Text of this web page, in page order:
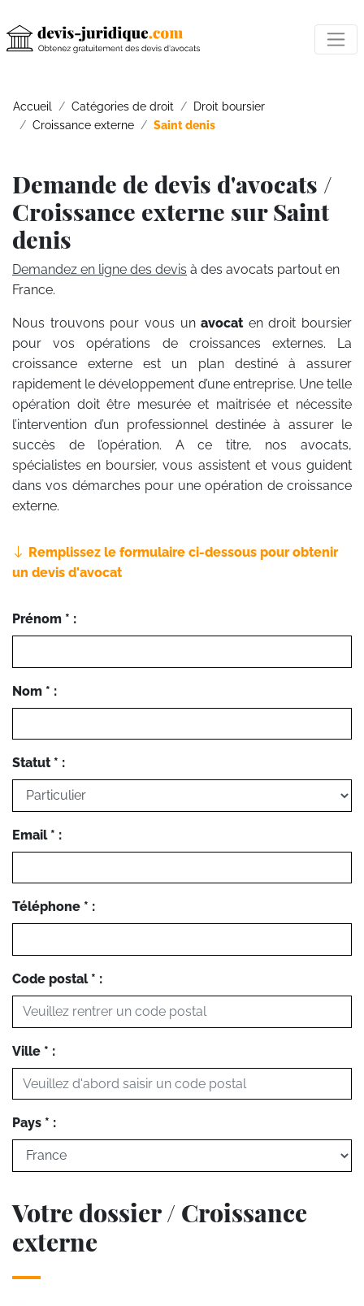
Accueil Catégories de droit
Droit boursier
Croissance externe
Saint denis
Demande de devis d'avocats /
Croissance externe sur Saint
denis
Demandez en ligne des devis à des avocats partout en
France.
Nous trouvons pour vous unavocat en droit boursier
pour vos opérations de croissances externes. La
croissance externe est un plan destiné à assurer
rapidement le développement d’une entreprise. Une telle
opération doit être mesurée et maitrisée et nécessite
l’intervention d’un professionnel destinée à assurer le
succès de l’opération. A ce titre, nos avocats,
spécialistes en boursier, vous assistent et vous guident
dans vos démarches pour une opération de croissance
externe.
Remplissez le formulaire ci-dessous pour obtenir
un devis d'avocat
Prénom * :
Nom * :
Statut * :
Email * :
Téléphone * :
Code postal * :
Ville * :
Pays * :
Votre dossier / Croissance
externe